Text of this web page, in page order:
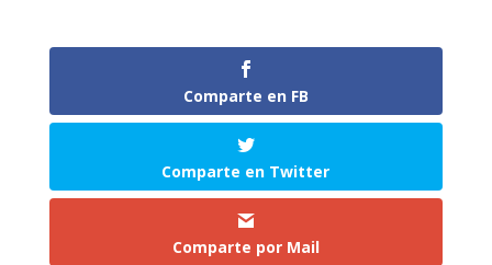
Comparte en FB
Comparte en Twitter
Comparte por Mail